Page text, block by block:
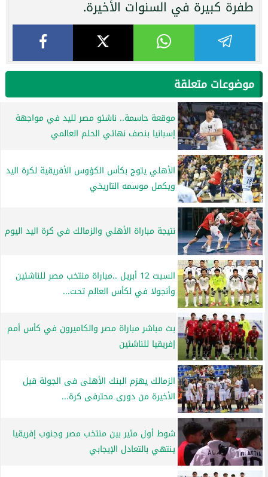
طفرة كبيرة في السنوات الأخيرة.
موضوعات متعلقة
موقعة حاسمة.. ناشئو مصر لليد في مواجهة
إسبانيا بنصف نهائي الحلم العالمي
الأهلي يتوج بكأس الكؤوس الأفريقية لكرة اليد
ويكمل موسمه التاريخي
نتيجة مباراة الأهلي والزمالك في كرة اليد اليوم
السبت 12 أبريل ..مباراة منتخب مصر للناشئين
وأنجولا في لكأس العالم تحت...
بث مباشر مباراة مصر والكاميرون في كأس أمم
إفريقيا للناشئين
الزمالك يهزم البنك الأهلى فى الجولة قبل
الأخيرة من دورى محترفى كرة...
شوط أول مثير بين منتخب مصر وجنوب إفريقيا
ينتهي بالتعادل الإيجابي